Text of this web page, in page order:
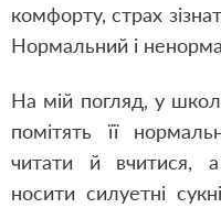
комфорту, страх
Нормальний і
На мій погляд, у
помітять її
читати й вчитися,
носити силуетні